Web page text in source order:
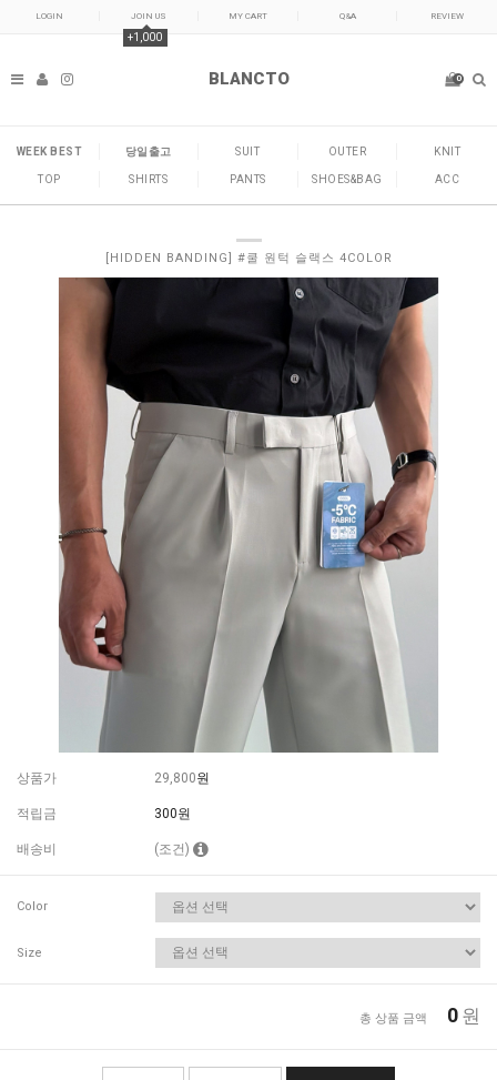
LOGIN JOIN US
+1,000
MY CART Q&A REVIEW
BLANCTO 0
WEEK BEST 당일출고 SUIT OUTER KNIT
TOP SHIRTS PANTS SHOES&BAG ACC
[HIDDEN BANDING] #쿨 원턱 슬랙스 4COLOR
상품가 29,800원
적립금 300원
배송비 (조건)
Color
Size
총 상품 금액 0 원